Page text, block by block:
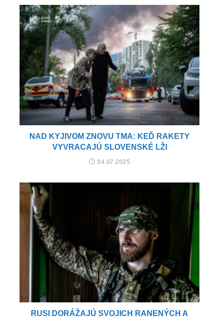
NAD KYJIVOM ZNOVU TMA: KEĎ RAKETY
VYVRACAJÚ SLOVENSKÉ LŽI
04.07.2025
RUSI DORÁŽAJÚ SVOJICH RANENÝCH A